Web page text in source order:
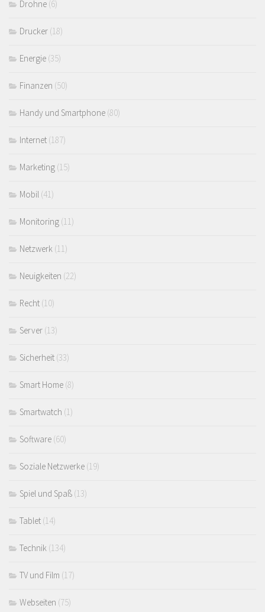
Drohne (6)
Drucker (18)
Energie (35)
Finanzen (50)
Handy und Smartphone (80)
Internet (187)
Marketing (15)
Mobil (41)
Monitoring (11)
Netzwerk (11)
Neuigkeiten (22)
Recht (10)
Server (13)
Sicherheit (33)
Smart Home (8)
Smartwatch (1)
Software (60)
Soziale Netzwerke (19)
Spiel und Spaß (13)
Tablet (14)
Technik (134)
TV und Film (17)
Webseiten (75)